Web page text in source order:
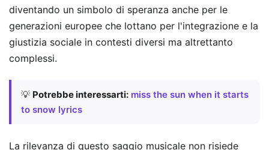
diventando un simbolo di speranza anche per le
generazioni europee che lottano per l'integrazione e la
giustizia sociale in contesti diversi ma altrettanto
complessi.
💡 Potrebbe interessarti: miss the sun when it starts
to snow lyrics
La rilevanza di questo saggio musicale non risiede